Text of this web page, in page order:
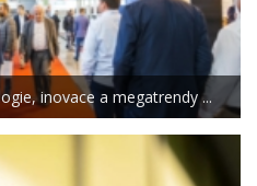
inovace a megatrendy ...